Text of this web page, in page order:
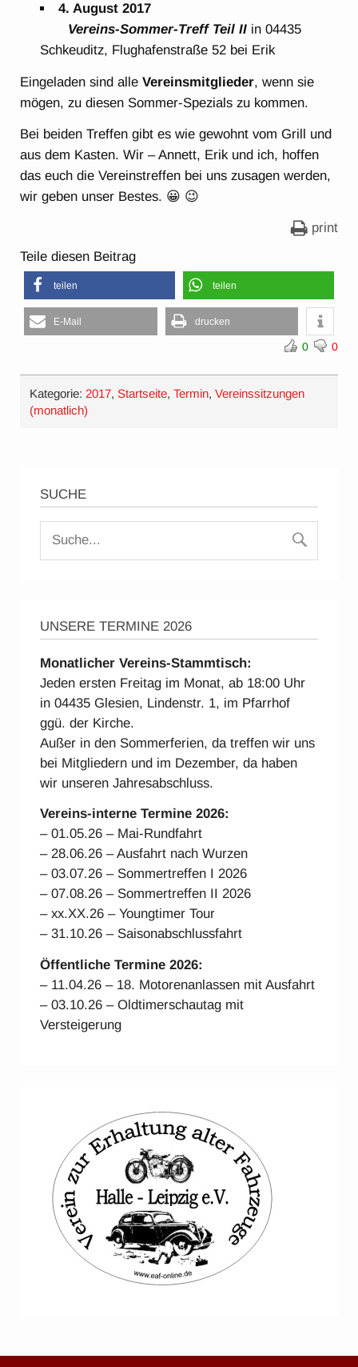
4. August 2017
Vereins-Sommer-Treff Teil II in 04435
Schkeuditz, Flughafenstraße 52 bei Erik
Eingeladen sind alleVereinsmitglieder, wenn sie
mögen, zu diesen Sommer-Spezials zu kommen.
Bei beiden Treffen gibt es wie gewohnt vom Grill und
aus dem Kasten. Wir – Annett, Erik und ich, hoffen
das euch die Vereinstreffen bei uns zusagen werden,
wir geben unser Bestes. 😀 😉
print
Teile diesen Beitrag
teilen teilen
E-Mail drucken
0 0
Kategorie: 2017,Startseite,Termin,Vereinssitzungen
(monatlich)
SUCHE
UNSERE TERMINE 2026
Monatlicher Vereins-Stammtisch:
Jeden ersten Freitag im Monat, ab 18:00 Uhr
in 04435 Glesien, Lindenstr. 1, im Pfarrhof
ggü. der Kirche.
Außer in den Sommerferien, da treffen wir uns
bei Mitgliedern und im Dezember, da haben
wir unseren Jahresabschluss.
Vereins-interne Termine 2026:
– 01.05.26 – Mai-Rundfahrt
– 28.06.26 – Ausfahrt nach Wurzen
– 03.07.26 – Sommertreffen I 2026
– 07.08.26 – Sommertreffen II 2026
– xx.XX.26 – Youngtimer Tour
– 31.10.26 – Saisonabschlussfahrt
Öffentliche Termine 2026:
– 11.04.26 – 18. Motorenanlassen mit Ausfahrt
– 03.10.26 – Oldtimerschautag mit
Versteigerung